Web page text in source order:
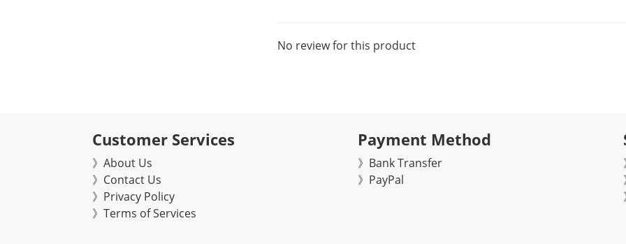
No review for this product
Customer Services
》About Us
》Contact Us
》Privacy Policy
》Terms of Services
Payment Method
》Bank Transfer
》 PayPal